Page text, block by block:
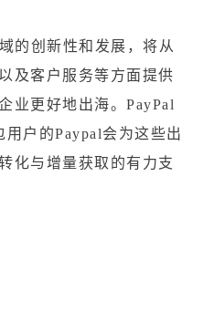
的创新性和发展，将从
及客户服务等方面提供
业更好地出海。PayPal
户的Paypal会为这些出
化与增量获取的有力支